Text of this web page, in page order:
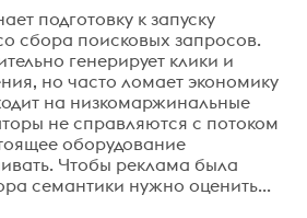
подготовку к запуску
сбора поисковых запросов.
генерирует клики и
но часто ломает экономику
на низкомаржинальные
не справляются с потоком
оборудование
Чтобы реклама была
семантики нужно оценить...